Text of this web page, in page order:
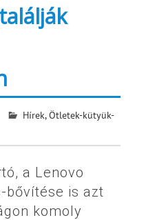
Hírek,Ötletek-kütyük-
a Lenovo
bővítése is azt
komoly